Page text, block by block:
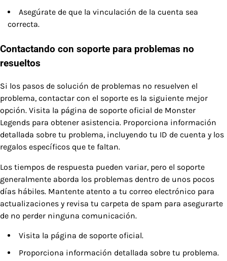
Asegúrate de que la vinculación de la cuenta sea
correcta.
Contactando con soporte para problemas no
resueltos
Si los pasos de solución de problemas no resuelven el
problema, contactar con el soporte es la siguiente mejor
opción. Visita la página de soporte oficial de Monster
Legends para obtener asistencia. Proporciona información
detallada sobre tu problema, incluyendo tu ID de cuenta y los
regalos específicos que te faltan.
Los tiempos de respuesta pueden variar, pero el soporte
generalmente aborda los problemas dentro de unos pocos
días hábiles. Mantente atento a tu correo electrónico para
actualizaciones y revisa tu carpeta de spam para asegurarte
de no perder ninguna comunicación.
Visita la página de soporte oficial.
Proporciona información detallada sobre tu problema.